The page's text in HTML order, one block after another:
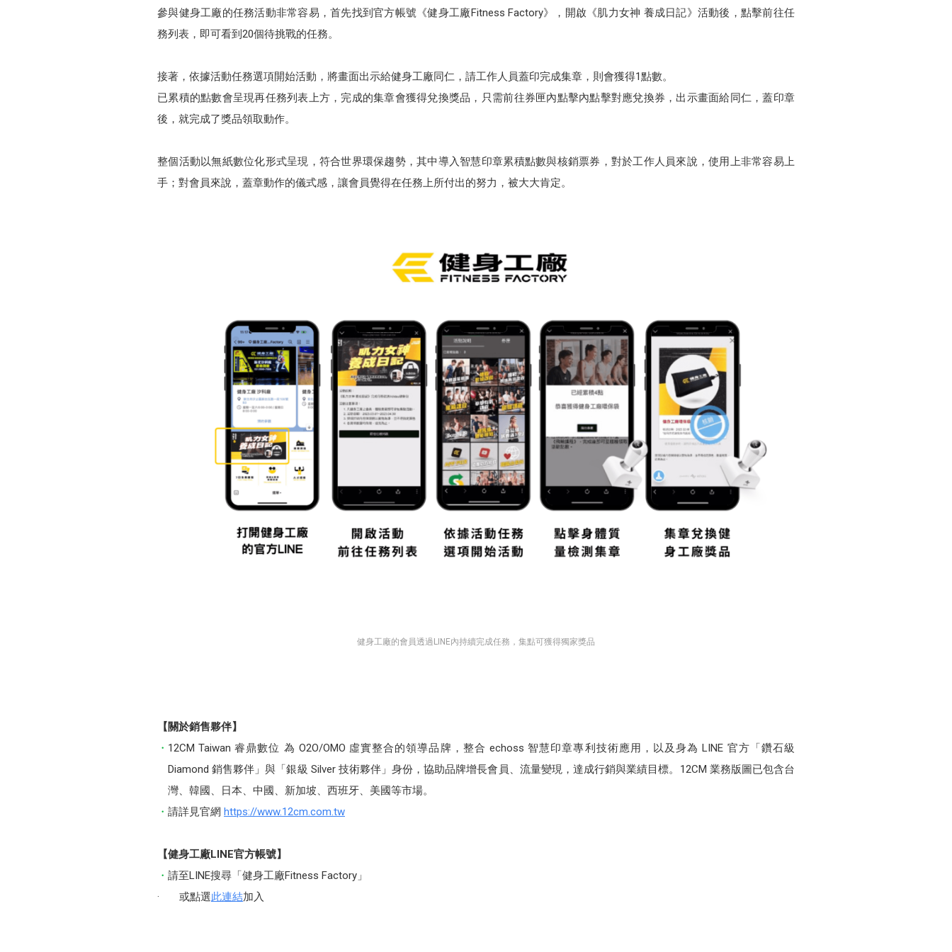
參與健身工廠的任務活動非常容易，首先找到官方帳號《健身工廠Fitness Factory》，開啟《肌力女神 養成日記》活動後，點擊前往任
務列表，即可看到20個待挑戰的任務。
接著，依據活動任務選項開始活動，將畫面出示給健身工廠同仁，請工作人員蓋印完成集章，則會獲得1點數。
已累積的點數會呈現再任務列表上方，完成的集章會獲得兌換獎品，只需前往券匣內點擊內點擊對應兌換券，出示畫面給同仁，蓋印章
後，就完成了獎品領取動作。
整個活動以無紙數位化形式呈現，符合世界環保趨勢，其中導入智慧印章累積點數與核銷票券，對於工作人員來說，使用上非常容易上
手；對會員來說，蓋章動作的儀式感，讓會員覺得在任務上所付出的努力，被大大肯定。
健身工廠的會員透過LINE內持續完成任務，集點可獲得獨家獎品
【關於銷售夥伴】
12CM Taiwan 睿鼎數位 為 O2O/OMO 虛實整合的領導品牌，整合 echoss 智慧印章專利技術應用，以及身為 LINE 官方「鑽石級
Diamond 銷售夥伴」與「銀級 Silver 技術夥伴」身份，協助品牌增長會員、流量變現，達成行銷與業績目標。12CM 業務版圖已包含台
灣、韓國、日本、中國、新加坡、西班牙、美國等市場。
請詳見官網 https://www.12cm.com.tw
【健身工廠LINE官方帳號】
請至LINE搜尋「健身工廠Fitness Factory」
· 或點選此連結加入